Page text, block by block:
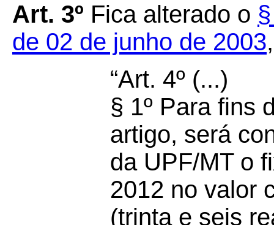
Art. 3º Fica alterado o
de 02 de junho de 2003
“Art. 4º (...)
§ 1º Para fins
artigo, será
da UPF/MT o
2012 no valor
(trinta e seis